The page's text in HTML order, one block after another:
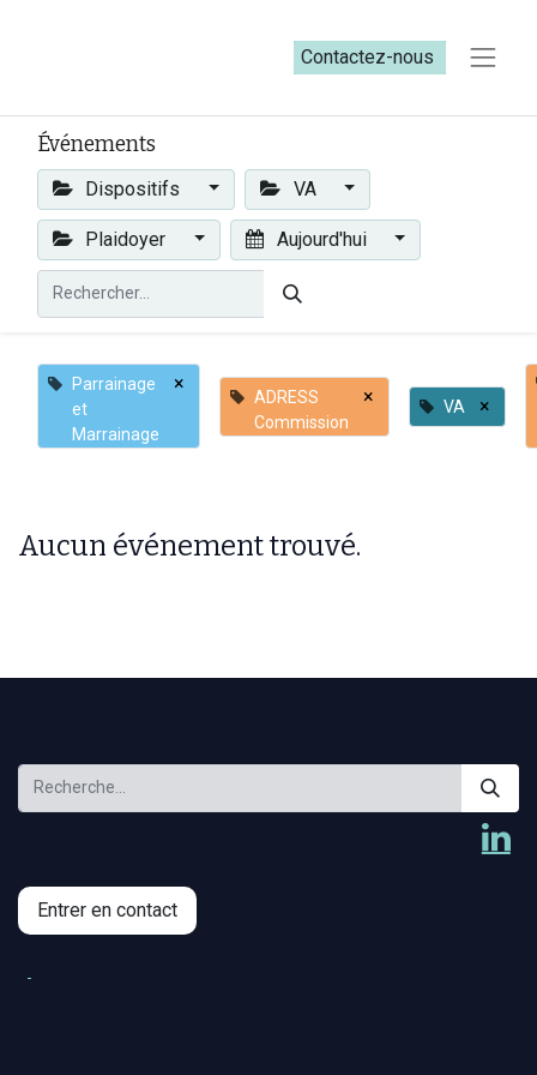
Contactez-nous​​
Événements
Dispositifs VA
Plaidoyer Aujourd'hui
Parrainage
et
Marrainage
×
ADRESS
Commission
× VA ×
Aucun événement trouvé.
Entrer en contact